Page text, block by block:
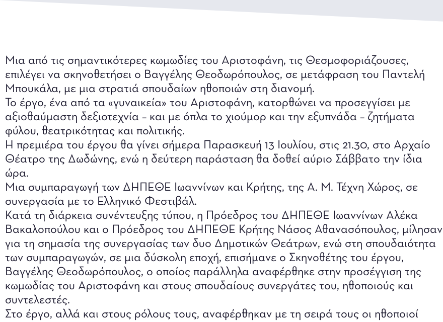
Μια από τις σημαντικότερες κωμωδίες του Αριστοφάνη, τις Θεσμοφοριάζουσες,
επιλέγει να σκηνοθετήσει ο Βαγγέλης Θεοδωρόπουλος, σε μετάφραση του Παντελή
Μπουκάλα, με μια στρατιά σπουδαίων ηθοποιών στη διανομή.
Το έργο, ένα από τα «γυναικεία» του Αριστοφάνη, κατορθώνει να προσεγγίσει με
αξιοθαύμαστη δεξιοτεχνία – και με όπλα το χιούμορ και την εξυπνάδα – ζητήματα
φύλου, θεατρικότητας και πολιτικής.
Η πρεμιέρα του έργου θα γίνει σήμερα Παρασκευή 13 Ιουλίου, στις 21.30, στο Αρχαίο
Θέατρο της Δωδώνης, ενώ η δεύτερη παράσταση θα δοθεί αύριο Σάββατο την ίδια
ώρα.
Μια συμπαραγωγή των ΔΗΠΕΘΕ Ιωαννίνων και Κρήτης, της Α. Μ. Τέχνη Χώρος, σε
συνεργασία με το Ελληνικό Φεστιβάλ.
Κατά τη διάρκεια συνέντευξης τύπου, η Πρόεδρος του ΔΗΠΕΘΕ Ιωαννίνων Αλέκα
Βακαλοπούλου και ο Πρόεδρος του ΔΗΠΕΘΕ Κρήτης Νάσος Αθανασόπουλος, μίλησαν
για τη σημασία της συνεργασίας των δυο Δημοτικών Θεάτρων, ενώ στη σπουδαιότητα
των συμπαραγωγών, σε μια δύσκολη εποχή, επισήμανε ο Σκηνοθέτης του έργου,
Βαγγέλης Θεοδωρόπουλος, ο οποίος παράλληλα αναφέρθηκε στην προσέγγιση της
κωμωδίας του Αριστοφάνη και στους σπουδαίους συνεργάτες του, ηθοποιούς και
συντελεστές.
Στο έργο, αλλά και στους ρόλους τους, αναφέρθηκαν με τη σειρά τους οι ηθοποιοί